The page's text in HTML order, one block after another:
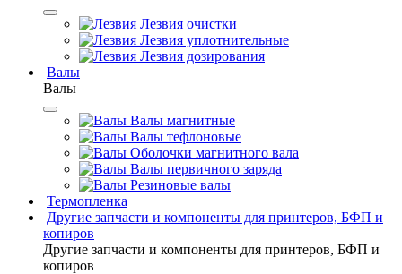
Лезвия очистки
Лезвия уплотнительные
Лезвия дозирования
Валы
Валы
Валы магнитные
Валы тефлоновые
Оболочки магнитного вала
Валы первичного заряда
Резиновые валы
Термопленка
Другие запчасти и компоненты для принтеров, БФП и
копиров
Другие запчасти и компоненты для принтеров, БФП и
копиров